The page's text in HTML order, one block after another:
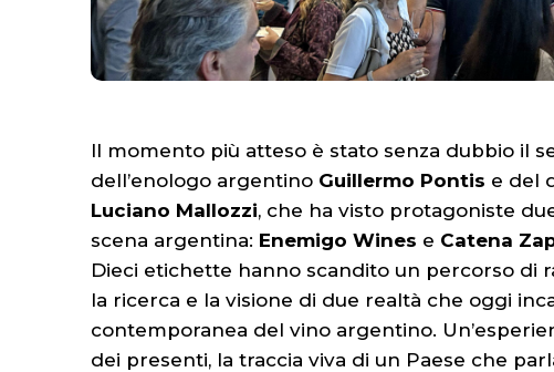
Il momento più atteso è stato senza dubbio il
dell’enologo argentino Guillermo Pontis e del
Luciano Mallozzi, che ha visto protagoniste
scena argentina: Enemigo Wines e Catena
Dieci etichette hanno scandito un percorso di
la ricerca e la visione di due realtà che oggi
contemporanea del vino argentino.
dei presenti, la traccia viva di un Paese che